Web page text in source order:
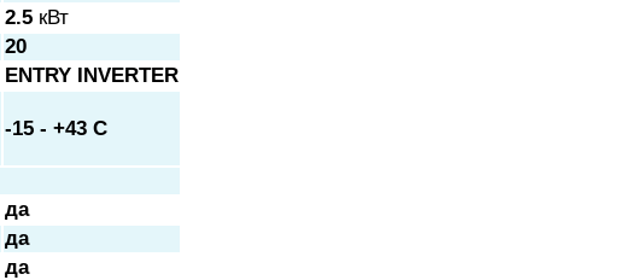
2.5 кВт
20
ENTRY INVERTER
-15 - +43 C
да
да
да